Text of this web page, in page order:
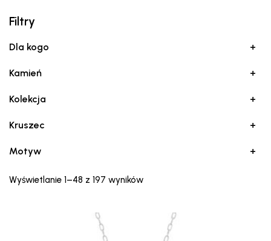
Wyświetlanie 1–48 z 197 wynikówPosortowane
Filtry
Dla kogo +
Kamień +
Kolekcja +
Kruszec +
Motyw +